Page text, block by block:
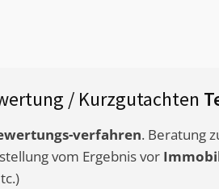
/ Kurzgutachten
verfahren. Beratung
vom Ergebnis vor